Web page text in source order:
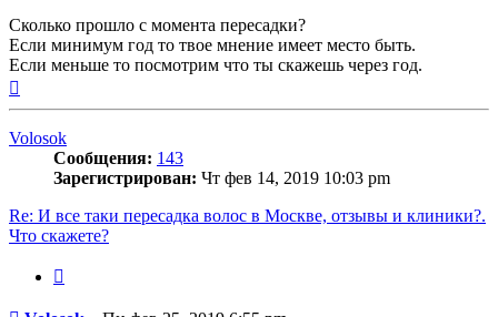
Сколько прошло с момента пересадки?
Если минимум год то твое мнение имеет место быть.
Если меньше то посмотрим что ты скажешь через год.
Volosok
Сообщения: 143
Зарегистрирован: Чт фев 14, 2019 10:03 pm
Re: И все таки пересадка волос в Москве, отзывы и клиники?.
Что скажете?